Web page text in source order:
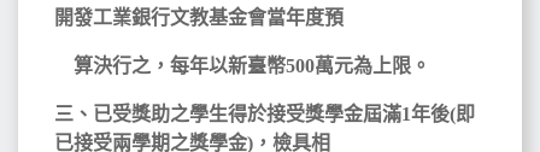
開發工業銀行文教基金會當年度預
算決行之，每年以新臺幣500萬元為上限。
三、已受獎助之學生得於接受獎學金屆滿1年後(即
已接受兩學期之獎學金)，檢具相